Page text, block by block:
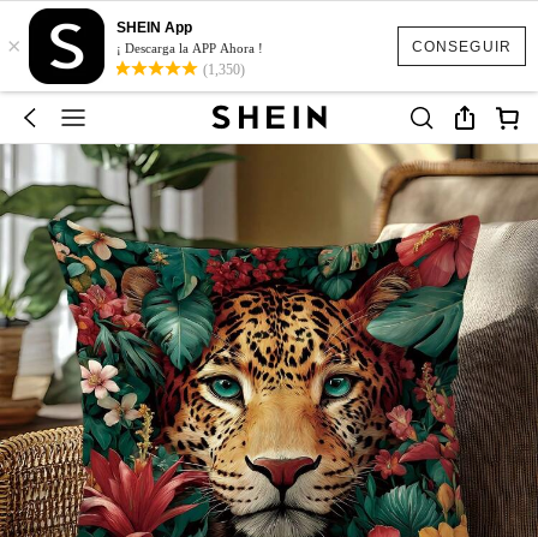
CONSEGUIR
×
SHEIN App
¡ Descarga la APP Ahora !
(1,350)